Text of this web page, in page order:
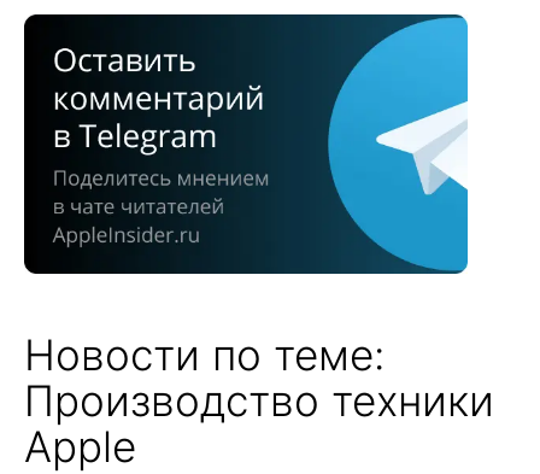
Новости по теме:
Производство техники
Apple